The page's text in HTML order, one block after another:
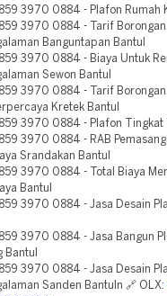
3970 0884 - Plafon Rumah
3970 0884 - Tarif
Banguntapan Bantul
3970 0884 - Biaya Untuk
Sewon Bantul
3970 0884 - Tarif
Kretek Bantul
3970 0884 - Plafon
3970 0884 - RAB
Srandakan Bantul
3970 0884 - Total Biaya
Bantul
3970 0884 - Jasa Desain
3970 0884 - Jasa Bangun
Bantul
3970 0884 - Jasa Desain
Sanden Bantuln 🔗 OLX: